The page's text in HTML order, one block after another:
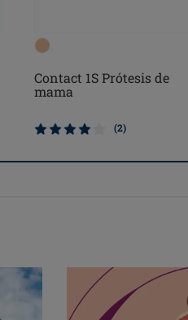
Contact 1S Prótesis de
mama
(2)